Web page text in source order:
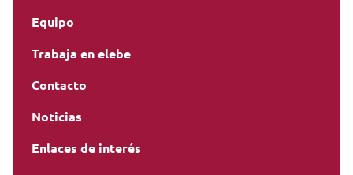
Equipo
Trabaja en elebe
Contacto
Noticias
Enlaces de interés